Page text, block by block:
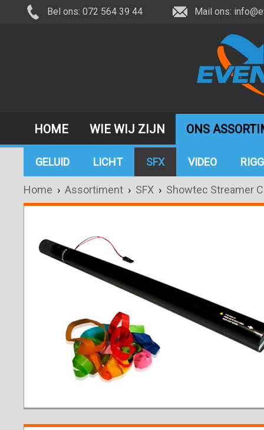
Bel ons: 072 564 39 44 Mail ons:
HOME WIE WIJ ZIJN ONS
GELUID LICHT SFX VIDEO
Home › Assortiment › SFX › Showtec Streamer